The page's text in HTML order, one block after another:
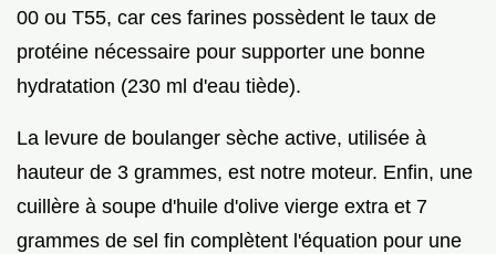
00 ou T55, car ces farines possèdent le taux de
protéine nécessaire pour supporter une bonne
hydratation (230 ml d'eau tiède).
La levure de boulanger sèche active, utilisée à
hauteur de 3 grammes, est notre moteur. Enfin, une
cuillère à soupe d'huile d'olive vierge extra et 7
grammes de sel fin complètent l'équation pour une